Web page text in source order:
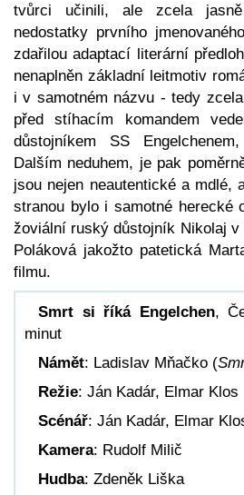
tvůrci učinili, ale zcela
nedostatky prvního
zdařilou adaptací literární
nenaplněn základní leitmotiv
i v samotném názvu - tedy
před stíhacím komandem
důstojníkem SS
Dalším neduhem, je pak
jsou nejen neautentické a mdlé,
stranou bylo i samotné
žoviální ruský důstojník Nikolaj
Poláková jakožto patetická
filmu.
Smrt si říká Engelchen,
minut
Námět: Ladislav Mňačko (
Režie: Ján Kadár, Elmar Klos
Scénář: Ján Kadár, Elmar
Kamera: Rudolf Milič
Hudba: Zdeněk Liška